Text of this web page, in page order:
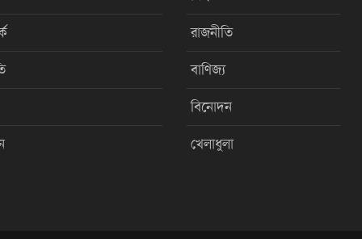
রাজনীতি
বাণিজ্য
বিনোদন
খেলাধুলা